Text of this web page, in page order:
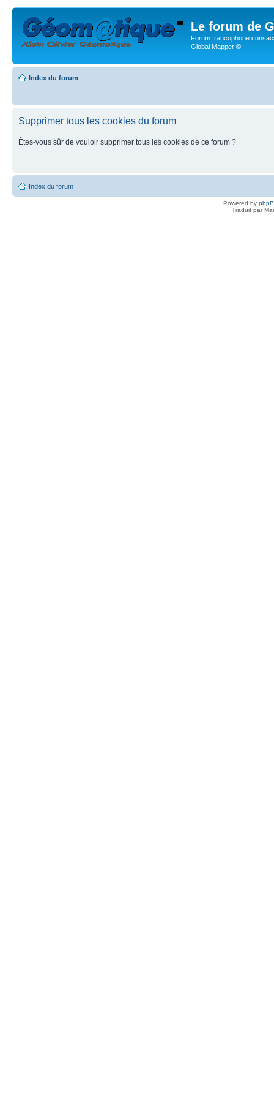
Le forum de
Forum francophone
Global Mapper ©
Index du forum
Supprimer tous les cookies du forum
Êtes-vous sûr de vouloir supprimer tous les cookies de ce forum ?
Index du forum
Powered by
Traduit par